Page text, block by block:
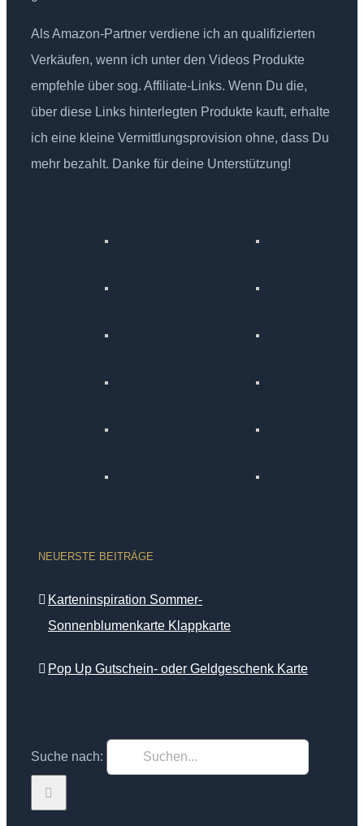
Als Amazon-Partner verdiene ich an qualifizierten
Verkäufen, wenn ich unter den Videos Produkte
empfehle über sog. Affiliate-Links. Wenn Du die,
über diese Links hinterlegten Produkte kauft, erhalte
ich eine kleine Vermittlungsprovision ohne, dass Du
mehr bezahlt. Danke für deine Unterstützung!
NEUERSTE BEITRÄGE
Karteninspiration Sommer-
Sonnenblumenkarte Klappkarte
Pop Up Gutschein- oder Geldgeschenk Karte
Suche nach: